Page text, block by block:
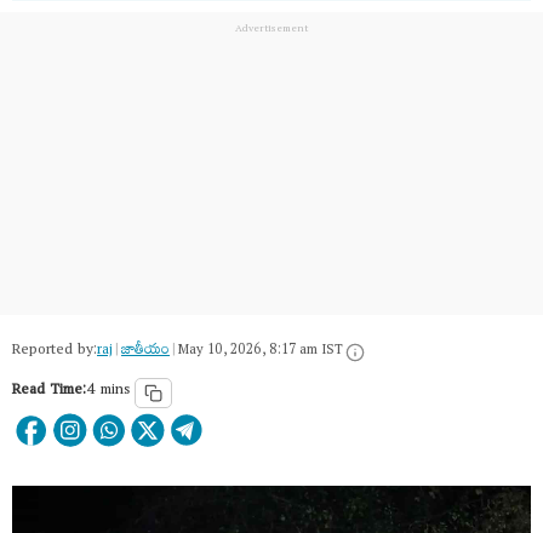
Reported by:raj|జాతీయం|May 10, 2026, 8:17 am IST
Read Time:4 mins